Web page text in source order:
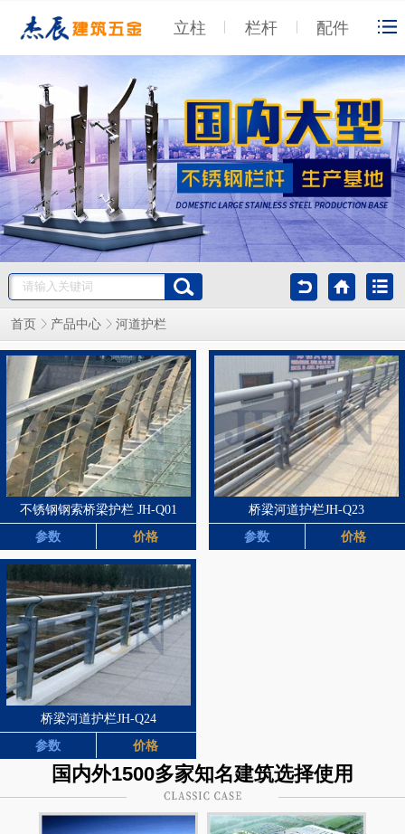
立柱 栏杆 配件
首页 产品中心 河道护栏
不锈钢钢索桥梁护栏 JH-Q01
参数
价格
桥梁河道护栏JH-Q23
参数
价格
桥梁河道护栏JH-Q24
参数
价格
国内外1500多家知名建筑选择使用